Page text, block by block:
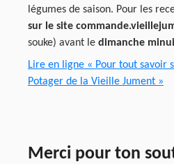
légumes de saison. Pour les
sur le site
souke) avant le dimanche
Lire en ligne « Pour tout savoir
Potager de la Vieille Jument »
Merci pour ton